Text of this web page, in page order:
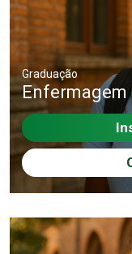
Graduação
Enfermagem